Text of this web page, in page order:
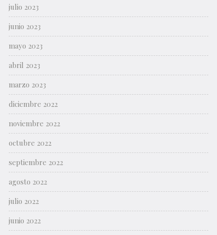
julio 2023
junio 2023
mayo 2023
abril 2023
marzo 2023
diciembre 2022
noviembre 2022
octubre 2022
septiembre 2022
agosto 2022
julio 2022
junio 2022